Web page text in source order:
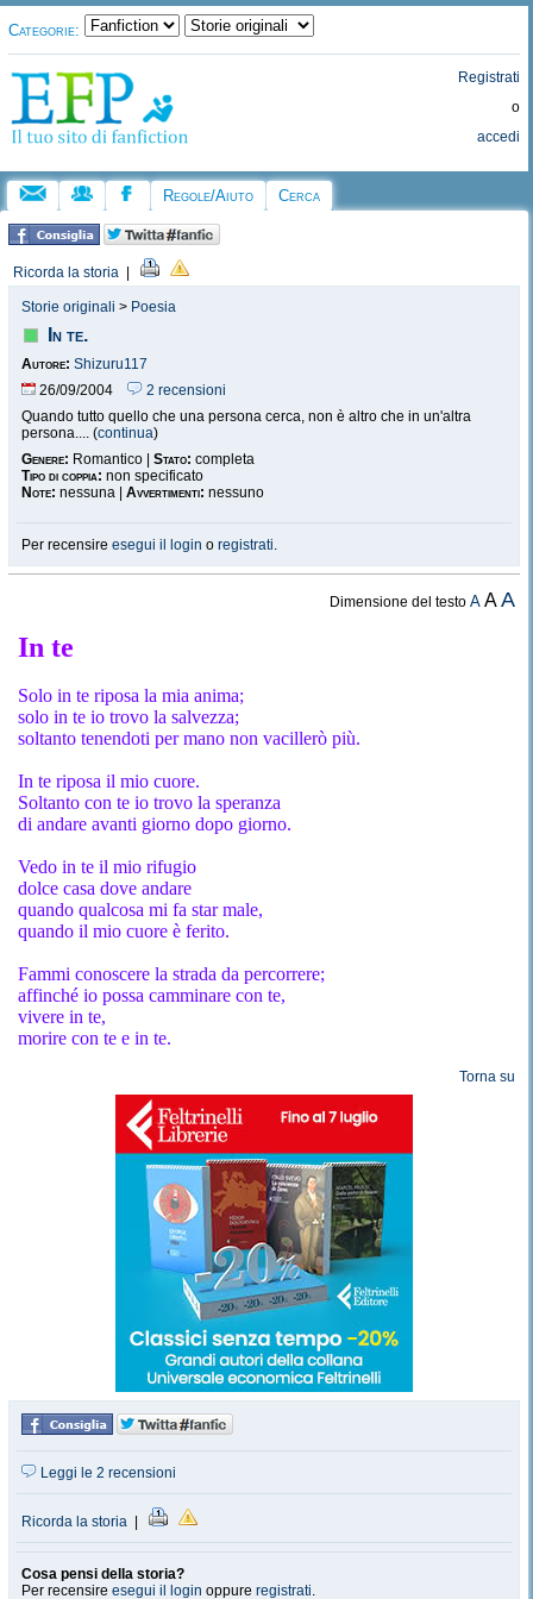
Categorie:
Registrati
o
accedi
Regole/Aiuto Cerca
Ricorda la storia
Storie originali > Poesia
In te.
Autore: Shizuru117
26/09/2004
2 recensioni
Quando tutto quello che una persona cerca, non è altro che in un'altra
persona.... (continua)
Genere: Romantico | Stato: completa
Tipo di coppia: non specificato
Note: nessuna | Avvertimenti: nessuno
Per recensire esegui il login o registrati.
Dimensione del testoA AA
In te
Solo in te riposa la mia anima;
solo in te io trovo la salvezza;
soltanto tenendoti per mano non vacillerò più.
In te riposa il mio cuore.
Soltanto con te io trovo la speranza
di andare avanti giorno dopo giorno.
Vedo in te il mio rifugio
dolce casa dove andare
quando qualcosa mi fa star male,
quando il mio cuore è ferito.
Fammi conoscere la strada da percorrere;
affinché io possa camminare con te,
vivere in te,
morire con te e in te.
Torna su
Leggi le 2 recensioni
Ricorda la storia
Cosa pensi della storia?
Per recensire esegui il login oppure registrati.